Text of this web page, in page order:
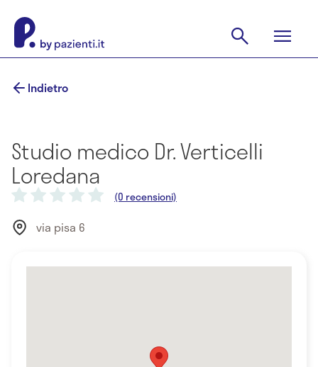
Indietro
Studio medico Dr. Verticelli
Loredana
(0 recensioni)
via pisa 6